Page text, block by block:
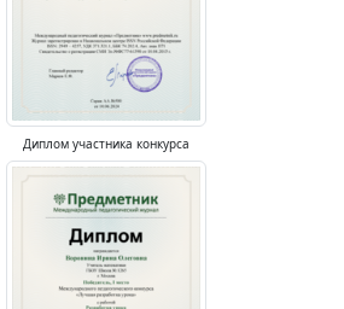
Диплом участника конкурса